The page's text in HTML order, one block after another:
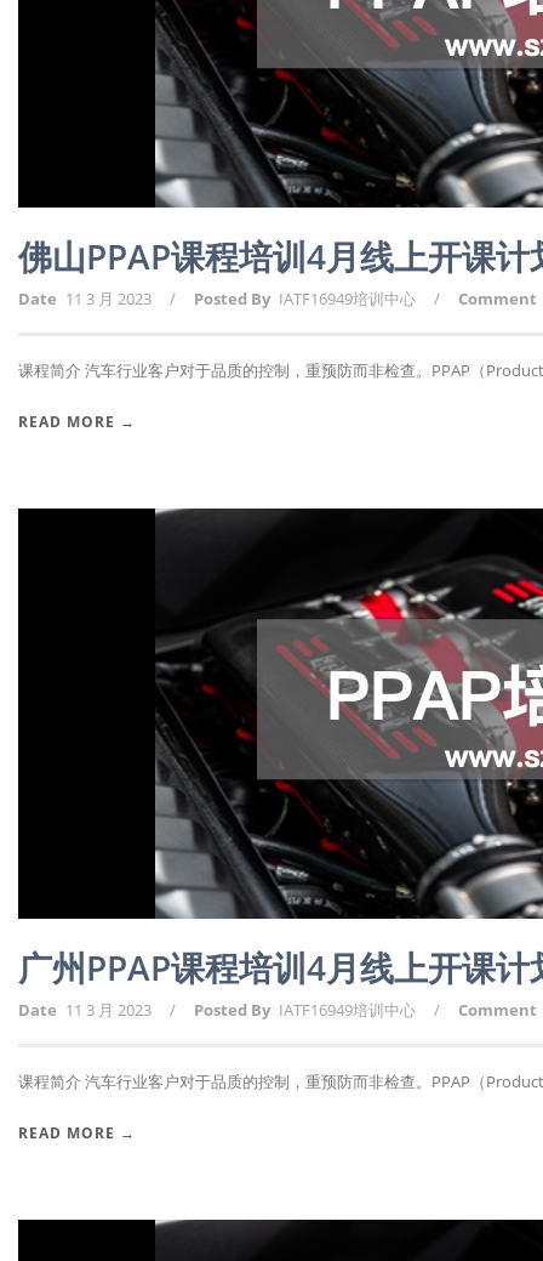
佛山PPAP课程培训4月线上开课
Date 11 3 月 2023 / Posted By IATF16949培训中心 / Comment
课程简介 汽车行业客户对于品质的控制，重预防而非检查。PPAP（
READ MORE →
广州PPAP课程培训4月线上开课
Date 11 3 月 2023 / Posted By IATF16949培训中心 / Comment
课程简介 汽车行业客户对于品质的控制，重预防而非检查。PPAP（
READ MORE →